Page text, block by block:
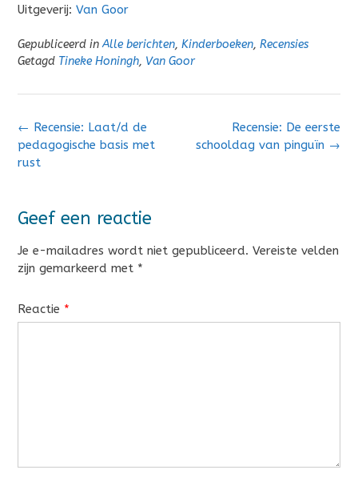
Uitgeverij: Van Goor
Gepubliceerd inAlle berichten, Kinderboeken, Recensies
Getagd Tineke Honingh, Van Goor
Bericht
navigatie
Recensie: De eerste
schooldag van pinguïn →
← Recensie: Laat/d de
pedagogische basis met
rust
Geef een reactie
Je e-mailadres wordt niet gepubliceerd. Vereiste velden
zijn gemarkeerd met *
Reactie *